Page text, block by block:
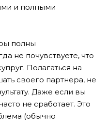
и полными
полны
не почувствуете, что
Полагаться на
своего партнера, не
Даже если вы
не сработает. Это
(обычно